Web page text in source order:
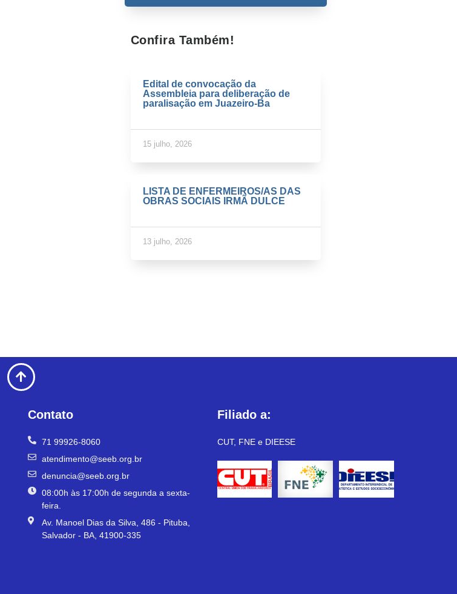
Confira Também!
Edital de convocação da
Assembleia para deliberação de
paralisação em Juazeiro-Ba
15 julho, 2026
LISTA DE ENFERMEIROS/AS DAS
OBRAS SOCIAIS IRMÃ DULCE
13 julho, 2026
Contato
71 99926-8060
atendimento@seeb.org.br
denuncia@seeb.org.br
08:00h às 17:00h de segunda a sexta-
feira.
Av. Manoel Dias da Silva, 486 - Pituba,
Salvador - BA, 41900-335
Filiado a:
CUT, FNE e DIEESE